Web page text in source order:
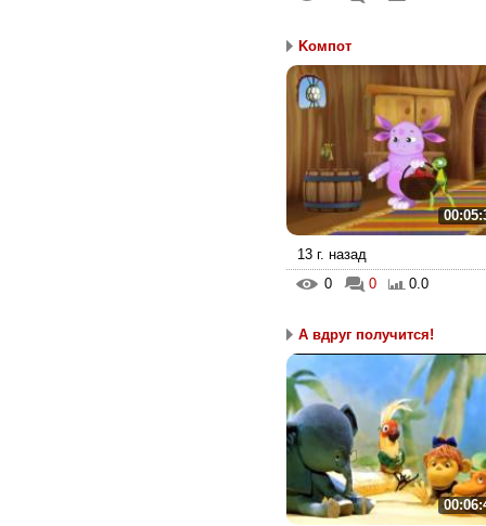
Kомпот
13 г. назад
0
0 0.0
А вдруг получится!